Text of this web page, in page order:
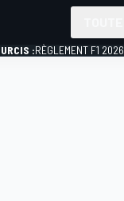
:RÈGLEMENT F1 2026